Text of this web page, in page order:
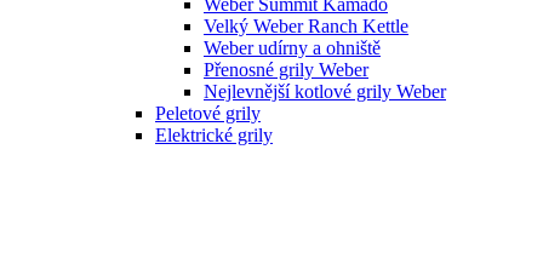
Velký Weber Ranch Kettle
Weber udírny a ohniště
Přenosné grily Weber
Nejlevnější kotlové grily Weber
Peletové grily
Elektrické grily